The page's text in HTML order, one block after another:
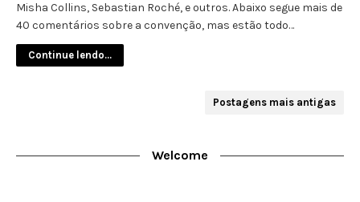
Misha Collins, Sebastian Roché, e outros. Abaixo segue mais de
40 comentários sobre a convenção, mas estão todo…
Continue lendo...
Postagens mais antigas
Welcome